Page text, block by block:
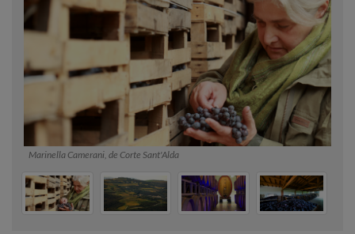
Marinella Camerani, de Corte Sant'Alda